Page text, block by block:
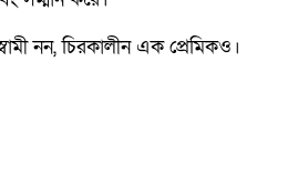
নন, চিরকালীন এক প্রেমিকও।